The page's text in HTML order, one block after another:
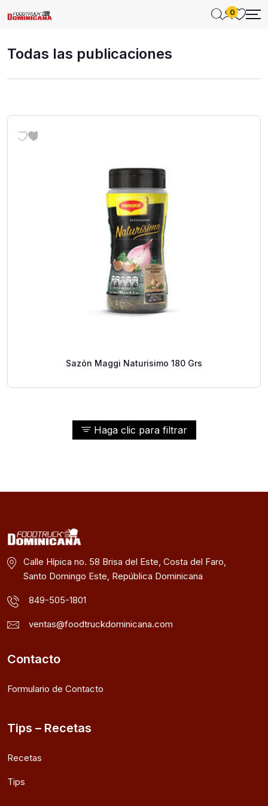
0
Todas las publicaciones
Haga clic para filtrar
Sazón Maggi Naturisimo 180 Grs
Calle Hípica no. 58 Brisa del Este, Costa del Faro,
Santo Domingo Este, República Dominicana
849-505-1801
ventas@foodtruckdominicana.com
Contacto
Formulario de Contacto
Tips – Recetas
Recetas
Tips